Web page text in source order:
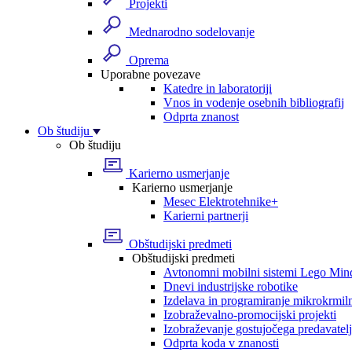
Projekti
Mednarodno sodelovanje
Oprema
Uporabne povezave
Katedre in laboratoriji
Vnos in vodenje osebnih bibliografij
Odprta znanost
Ob študiju
Ob študiju
Karierno usmerjanje
Karierno usmerjanje
Mesec Elektrotehnike+
Karierni partnerji
Obštudijski predmeti
Obštudijski predmeti
Avtonomni mobilni sistemi Lego
Dnevi industrijske robotike
Izdelava in programiranje
Izobraževalno-promocijski projekti
Izobraževanje gostujočega
Odprta koda v znanosti